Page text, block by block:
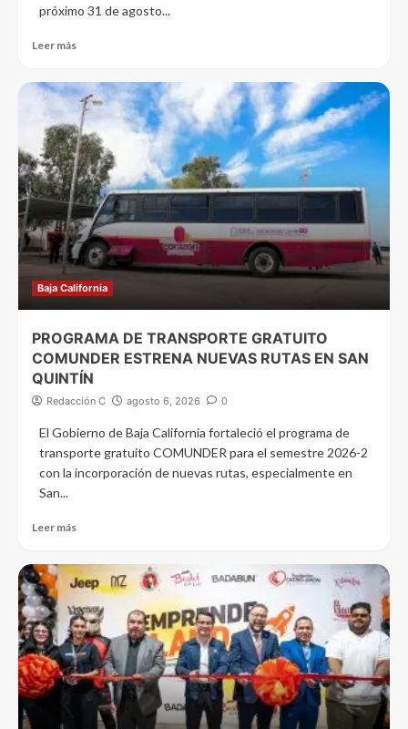
próximo 31 de agosto...
Leer más
Baja California
PROGRAMA DE TRANSPORTE GRATUITO
COMUNDER ESTRENA NUEVAS RUTAS EN SAN
QUINTÍN
Redacción C agosto 6, 2026 0
El Gobierno de Baja California fortaleció el programa de
transporte gratuito COMUNDER para el semestre 2026-2
con la incorporación de nuevas rutas, especialmente en
San...
Leer más